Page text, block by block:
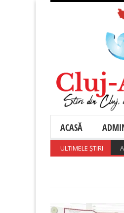
ACASĂ
ULTIMELE ȘTIRI
„Diaspora Investește Acasă”.